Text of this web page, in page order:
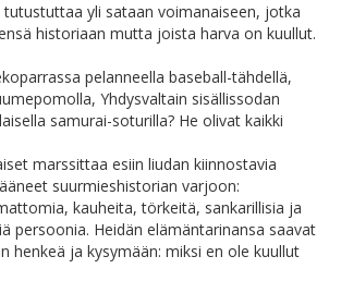
yli sataan voimanaiseen, jotka
historiaan mutta joista harva on kuullut.
pelanneella baseball-tähdellä,
Yhdysvaltain sisällissodan
samurai-soturilla? He olivat kaikki
marssittaa esiin liudan kiinnostavia
suurmieshistorian varjoon:
kauheita, törkeitä, sankarillisia ja
persoonia. Heidän elämäntarinansa saavat
henkeä ja kysymään: miksi en ole kuullut